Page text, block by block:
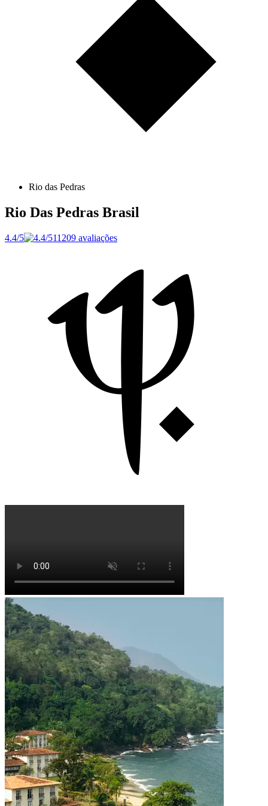
Rio das Pedras
Rio Das Pedras Brasil
4.4/5 11209 avaliações